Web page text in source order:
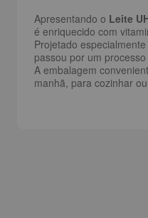
Apresentando o Leite
é enriquecido com
Projetado
passou por um
A embalagem
manhã, para cozinhar